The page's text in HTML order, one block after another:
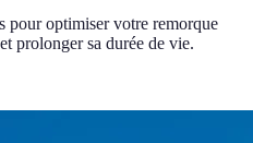
pour optimiser votre remorque
prolonger sa durée de vie.